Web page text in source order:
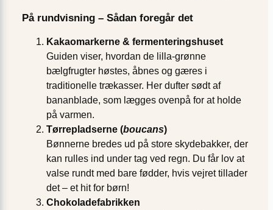
På rundvisning – Sådan foregår det
Kakao­markerne & fermenteringshuset
Guiden viser, hvordan de lilla-grønne
bælgfrugter høstes, åbnes og gæres i
traditionelle trækasser. Her dufter sødt af
bananblade, som lægges ovenpå for at holde
på varmen.
Tørrepladserne (boucans)
Bønnerne bredes ud på store skydebakker, der
kan rulles ind under tag ved regn. Du får lov at
valse rundt med bare fødder, hvis vejret tillader
det – et hit for børn!
Chokolade­fabrikken